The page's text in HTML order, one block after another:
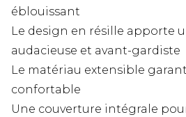
éblouissant
Le design en résille apporte
audacieuse et avant-gardiste
Le matériau extensible
confortable
Une couverture intégrale